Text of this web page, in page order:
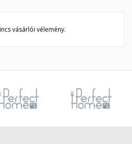
vásárlói vélemény.